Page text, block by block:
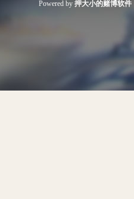
Powered by 押大小的赌博软